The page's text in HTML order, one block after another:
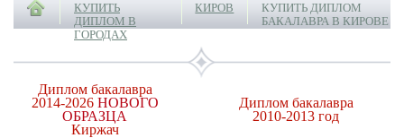
КУПИТЬ
ДИПЛОМ В
ГОРОДАХ
КИРОВ
КУПИТЬ ДИПЛОМ
БАКАЛАВРА В КИРОВЕ
Диплом бакалавра
2014-2026 НОВОГО
ОБРАЗЦА
Киржач
Диплом бакалавра
2010-2013 год